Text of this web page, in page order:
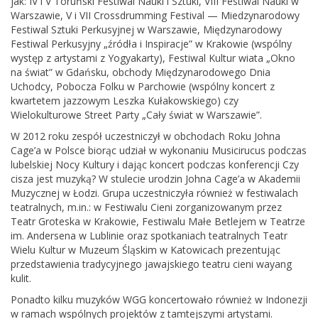
Warszawie, V i VII Crossdrumming Festival — Miedzynarodowy
Festiwal Sztuki Perkusyjnej w Warszawie, Międzynarodowy
Festiwal Perkusyjny „źródła i Inspiracje” w Krakowie (wspólny
występ z artystami z Yogyakarty), Festiwal Kultur wiata „Okno
na świat” w Gdańsku, obchody Międzynarodowego Dnia
Uchodcy, Pobocza Folku w Parchowie (wspólny koncert z
kwartetem jazzowym Leszka Kułakowskiego) czy
Wielokulturowe Street Party „Cały świat w Warszawie”.
W 2012 roku zespół uczestniczył w obchodach Roku Johna
Cage’a w Polsce biorąc udział w wykonaniu Musicirucus podczas
lubelskiej Nocy Kultury i dając koncert podczas konferencji Czy
cisza jest muzyką? W stulecie urodzin Johna Cage’a w Akademii
Muzycznej w Łodzi. Grupa uczestniczyła również w festiwalach
teatralnych, m.in.: w Festiwalu Cieni zorganizowanym przez
Teatr Groteska w Krakowie, Festiwalu Małe Betlejem w Teatrze
im. Andersena w Lublinie oraz spotkaniach teatralnych Teatr
Wielu Kultur w Muzeum Śląskim w Katowicach prezentując
przedstawienia tradycyjnego jawajskiego teatru cieni wayang
kulit.
Ponadto kilku muzyków WGG koncertowało również w Indonezji
w ramach wspólnych projektów z tamtejszymi artystami.